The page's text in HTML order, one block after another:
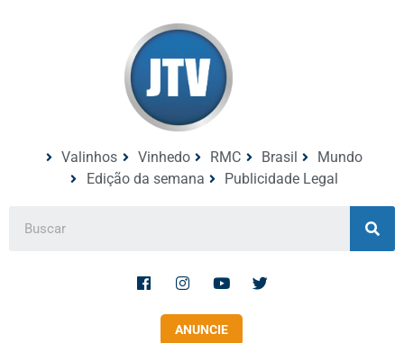
Valinhos Vinhedo RMC Brasil
Mundo
Edição da semana
Publicidade Legal
ANUNCIE